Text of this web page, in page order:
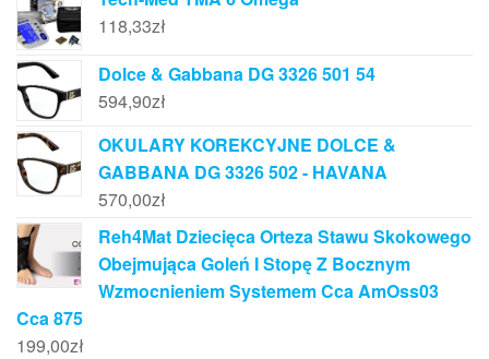
118,33zł
Dolce & Gabbana DG 3326 501 54
594,90zł
OKULARY KOREKCYJNE DOLCE &
GABBANA DG 3326 502 - HAVANA
570,00zł
Reh4Mat Dziecięca Orteza Stawu Skokowego
Obejmująca Goleń I Stopę Z Bocznym
Wzmocnieniem Systemem Cca AmOss03
Cca 875
199,00zł